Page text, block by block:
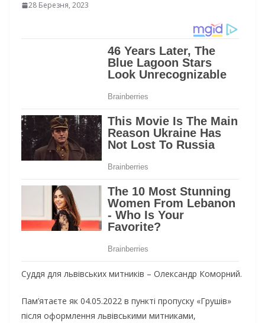
28 Березня, 2023
Суддя для львівських митників – Олександр Коморний.
Пам’ятаєте як 04.05.2022 в пункті пропуску «Грушів»
після оформлення львівськими митниками,